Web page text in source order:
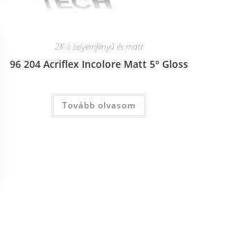
2K-s selyemfényű és matt
96 204 Acriflex Incolore Matt 5° Gloss
Tovább olvasom
terén?